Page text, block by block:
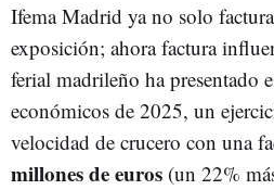
Ifema Madrid ya no solo
exposición; ahora factura
ferial madrileño ha presentado
económicos de 2025, un
velocidad de crucero con una
millones de euros (un 22%